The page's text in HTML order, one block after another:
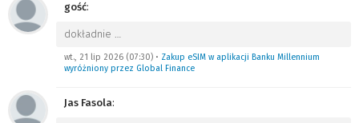
gość:
dokładnie …
wt., 21 lip 2026 (07:30) • Zakup eSIM w aplikacji Banku Millennium
wyróżniony przez Global Finance
Jas Fasola: